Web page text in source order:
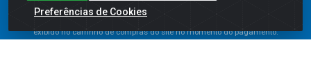
Preferências de Cookies
para compras realizadas exclusivamente pelo site. Caso haja
divergência de preço de um produto, será válido o preço que for
exibido no carrinho de compras do site no momento do pagamento.